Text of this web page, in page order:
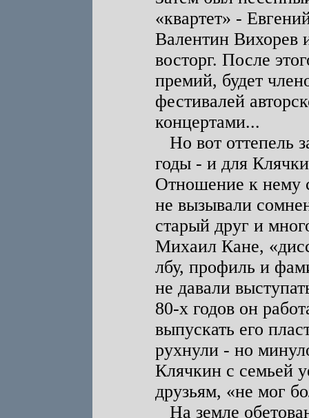
«квартет» -
Валентин Вихорев
восторг. После
премий, будет
фестивалей
концертами...
Но вот оттепель
годы - и для
Отношение к нему
не вызывали
старый друг и
Михаил Кане,
лбу, профиль и
не давали
80-х годов он
выпускать его
рухнули - но
Клячкин с семьей
друзьям, «не мог
На земле